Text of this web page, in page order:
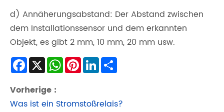
d) Annäherungsabstand: Der Abstand zwischen
dem Installationssensor und dem erkannten
Objekt, es gibt 2 mm, 10 mm, 20 mm usw.
Facebook
X WhatsApp
Pinterest
LinkedIn
Vorherige :
Was ist ein Stromstoßrelais?